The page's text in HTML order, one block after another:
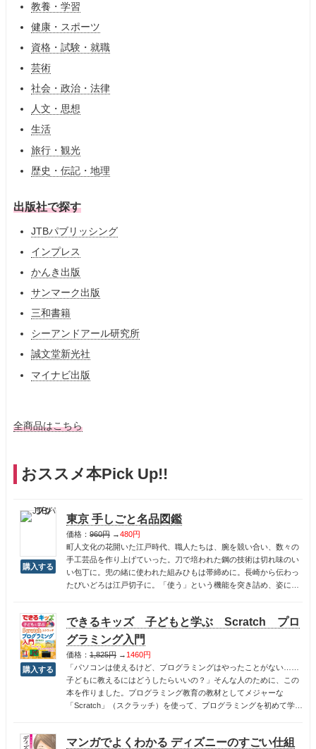
教養・学習
健康・スポーツ
資格・試験・就職
芸術
社会・政治・法律
人文・思想
生活
旅行・観光
歴史・伝記・地理
出版社で探す
JTBパブリッシング
インプレス
かんき出版
サンマーク出版
三和書籍
シーアンドアール研究所
誠文堂新光社
マイナビ出版
全商品はこちら
おススメ本Pick Up!!
東京 手しごと名品図鑑
価格： 960円 →480円
町人文化の花開いた江戸時代、職人たちは、腕を競い合い、数々の
手工芸品を作り上げていった。刀で培われた鋼の技術は切れ味のい
い包丁に。兜の緒に使われた組みひもは帯締めに。長崎から伝わっ
たびいどろは江戸切子に。「使う」という機能を突き詰め、姿に美
ぎ、本物にこだわる職人技が光る品々約60点をフルカラ―で紹介。
できるキッズ 子どもと学ぶ Scratch プロ
グラミング入門
価格： 1,825円 → 1460円
「パソコンは使えるけど、プログラミングはやったことがない……
子どもに教えるにはどうしたらいいの？」そんな人のために、この
本を作りました。プログラミング教育の教材としてメジャーな
「Scratch」（スクラッチ）を使って、プログラミングを初めて学ぶ
背景にある重要な概念を理解できるように構成しました。
マンガでよくわかる ディズニーのすごい仕組